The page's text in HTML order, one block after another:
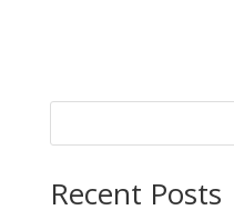
Recent Posts